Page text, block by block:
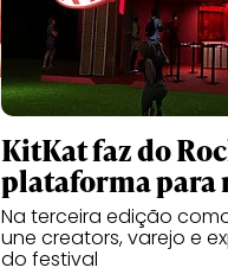
KitKat faz do
plataforma para
Na terceira edição
une creators, varejo e
do festival